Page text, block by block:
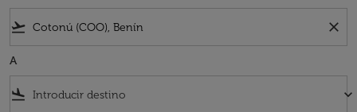
flight_takeoff close
A
flight_land keyboard_arrow_down